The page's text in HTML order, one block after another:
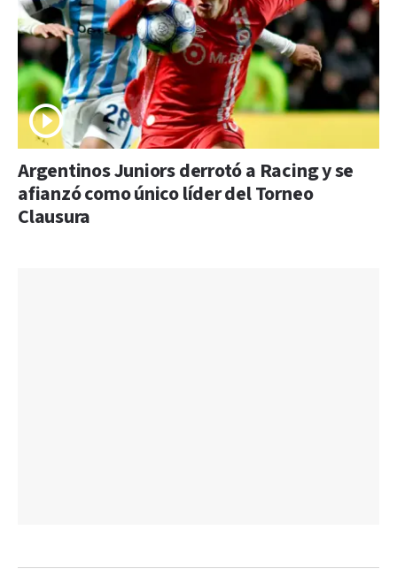
Argentinos Juniors derrotó a Racing y se
afianzó como único líder del Torneo
Clausura